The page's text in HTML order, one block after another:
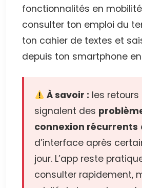
fonctionnalités en
consulter ton emploi du
ton cahier de textes et
depuis ton smartphone
À savoir : les
signalent des
connexion récurrents
d’interface après
jour. L’app reste
consulter rapidement,